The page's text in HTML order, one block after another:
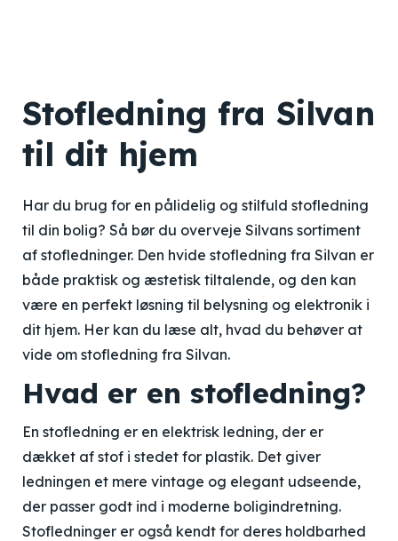
Stofledning fra Silvan
til dit hjem
Har du brug for en pålidelig og stilfuld stofledning
til din bolig? Så bør du overveje Silvans sortiment
af stofledninger. Den hvide stofledning fra Silvan er
både praktisk og æstetisk tiltalende, og den kan
være en perfekt løsning til belysning og elektronik i
dit hjem. Her kan du læse alt, hvad du behøver at
vide om stofledning fra Silvan.
Hvad er en stofledning?
En stofledning er en elektrisk ledning, der er
dækket af stof i stedet for plastik. Det giver
ledningen et mere vintage og elegant udseende,
der passer godt ind i moderne boligindretning.
Stofledninger er også kendt for deres holdbarhed